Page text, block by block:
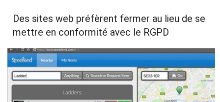
Des sites web préfèrent fermer au lieu de se
mettre en conformité avec le RGPD